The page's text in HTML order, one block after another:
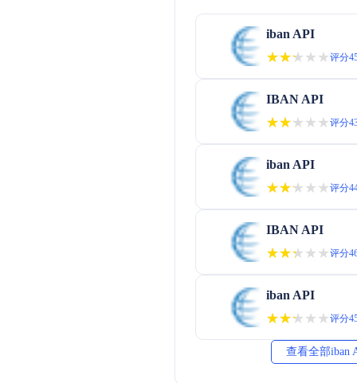
iban API
★★★★★
★★★★★评分
IBAN API
★★★★★
★★★★★评分
iban API
★★★★★
★★★★★评分
IBAN API
★★★★★
★★★★★评分
iban API
★★★★★
★★★★★评分
查看全部iban